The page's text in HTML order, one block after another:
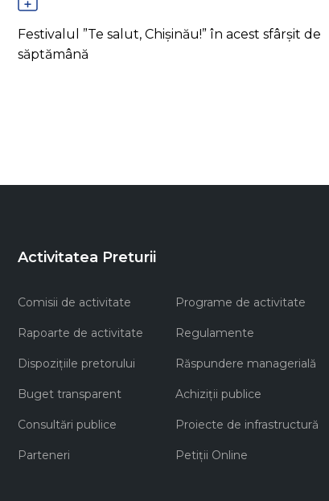
Festivalul ”Te salut, Chișinău!” în acest sfârșit de
săptămână
Activitatea Preturii
Comisii de activitate Programe de activitate
Rapoarte de activitate Regulamente
Dispozițiile pretorului Răspundere managerială
Buget transparent Achiziţii publice
Consultări publice Proiecte de infrastructură
Parteneri Petiții Online